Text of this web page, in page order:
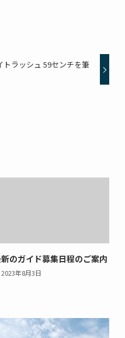
ラッシュ 59センチを筆
のガイド募集日程のご案内
2023年8月3日